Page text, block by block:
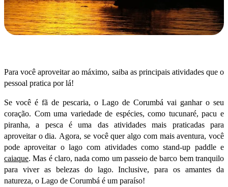
Para você aproveitar ao máximo, saiba as principais atividades que o
pessoal pratica por lá!
Se você é fã de pescaria, o Lago de Corumbá vai ganhar o seu
coração. Com uma variedade de espécies, como tucunaré, pacu e
piranha, a pesca é uma das atividades mais praticadas para
aproveitar o dia. Agora, se você quer algo com mais aventura, você
pode aproveitar o lago com atividades como stand-up paddle e
caiaque.Mas é claro, nada como um passeio de barco bem tranquilo
para viver as belezas do lago. Inclusive, para os amantes da
natureza, o Lago de Corumbá é um paraíso!